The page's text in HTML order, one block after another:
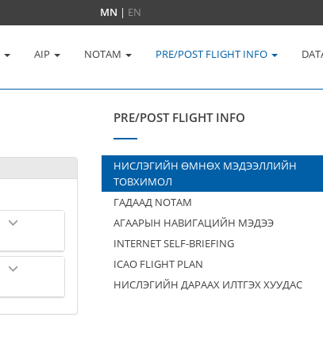
MN | EN
AIP NOTAM PRE/POST FLIGHT INFO
PRE/POST FLIGHT INFO
НИСЛЭГИЙН ӨМНӨХ МЭДЭЭЛЛИЙН
ТОВХИМОЛ
ГАДААД NOTAM
АГААРЫН НАВИГАЦИЙН МЭДЭЭ
INTERNET SELF-BRIEFING
ICAO FLIGHT PLAN
НИСЛЭГИЙН ДАРААХ ИЛТГЭХ ХУУДАС